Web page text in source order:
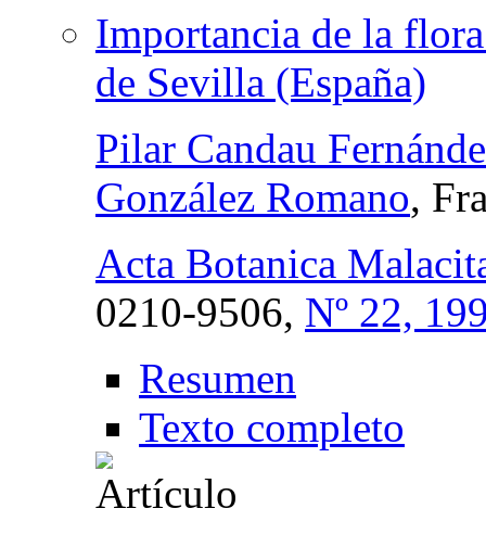
Importancia de la
de Sevilla (España)
Pilar Candau
González Romano,
Acta Botanica
0210-9506, Nº 22,
Resumen
Texto completo